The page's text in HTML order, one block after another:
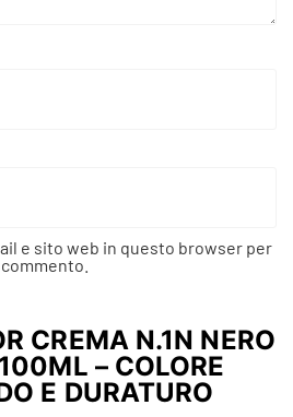
e sito web in questo browser per
CREMA N.1N NERO
– COLORE
E DURATURO